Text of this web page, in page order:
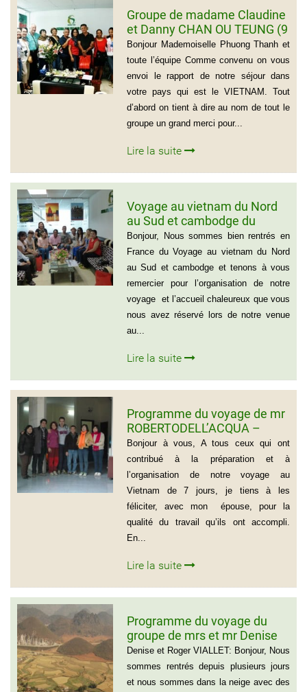
Groupe de madame Claudine
et Danny CHAN OU TEUNG (9
personnes)
Bonjour Mademoiselle Phuong Thanh et
toute l’équipe Comme convenu on vous
envoi le rapport de notre séjour dans
votre pays qui est le VIETNAM. Tout
d’abord on tient à dire au nom de tout le
groupe un grand merci pour...
Lire la suite
Voyage au vietnam du Nord
au Sud et cambodge du
groupe de Emilie CHAU – 6
personnes (21 jours)
Bonjour, Nous sommes bien rentrés en
France du Voyage au vietnam du Nord
au Sud et cambodge et tenons à vous
remercier pour l’organisation de notre
voyage et l’accueil chaleureux que vous
nous avez réservé lors de notre venue
au...
Lire la suite
Programme du voyage de mr
ROBERTODELL’ACQUA –
ITALIA
Bonjour à vous, A tous ceux qui ont
contribué à la préparation et à
l’organisation de notre voyage au
Vietnam de 7 jours, je tiens à les
féliciter, avec mon épouse, pour la
qualité du travail qu’ils ont accompli.
En...
Lire la suite
Programme du voyage du
groupe de mrs et mr Denise
et Roger VIALLET
Denise et Roger VIALLET: Bonjour, Nous
sommes rentrés depuis plusieurs jours
et nous sommes dans la neige avec des